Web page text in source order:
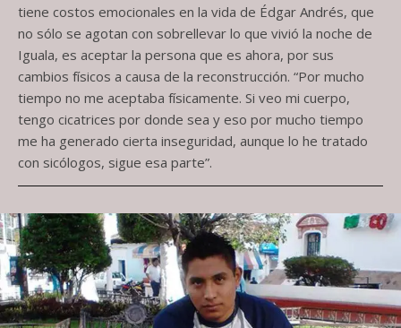
tiene costos emocionales en la vida de Édgar Andrés, que
no sólo se agotan con sobrellevar lo que vivió la noche de
Iguala, es aceptar la persona que es ahora, por sus
cambios físicos a causa de la reconstrucción. “Por mucho
tiempo no me aceptaba físicamente. Si veo mi cuerpo,
tengo cicatrices por donde sea y eso por mucho tiempo
me ha generado cierta inseguridad, aunque lo he tratado
con sicólogos, sigue esa parte”.